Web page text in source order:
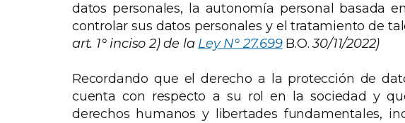
datos personales, la autonomía personal basada
controlar sus datos personales y el tratamiento de
art. 1° inciso 2) de la Ley N° 27.699B.O.30/11/2022)
Recordando que el derecho a la protección de
cuenta con respecto a su rol en la sociedad y
derechos humanos y libertades fundamentales,